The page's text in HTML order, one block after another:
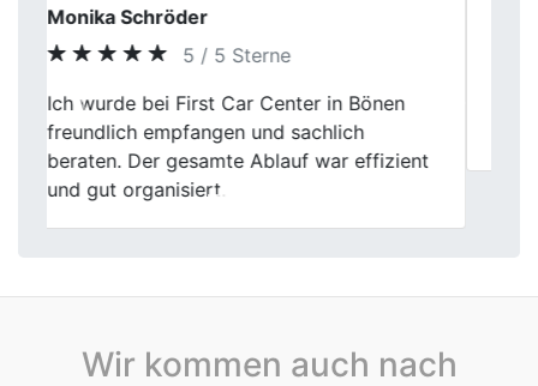
Anna
3 / 5 Sterne
Ehrlicher und freundlicher junger Mann,
leider wurden wir uns im Preis nicht einig.
Wir kommen auch nach
Autoankauf in Baden-Württemberg